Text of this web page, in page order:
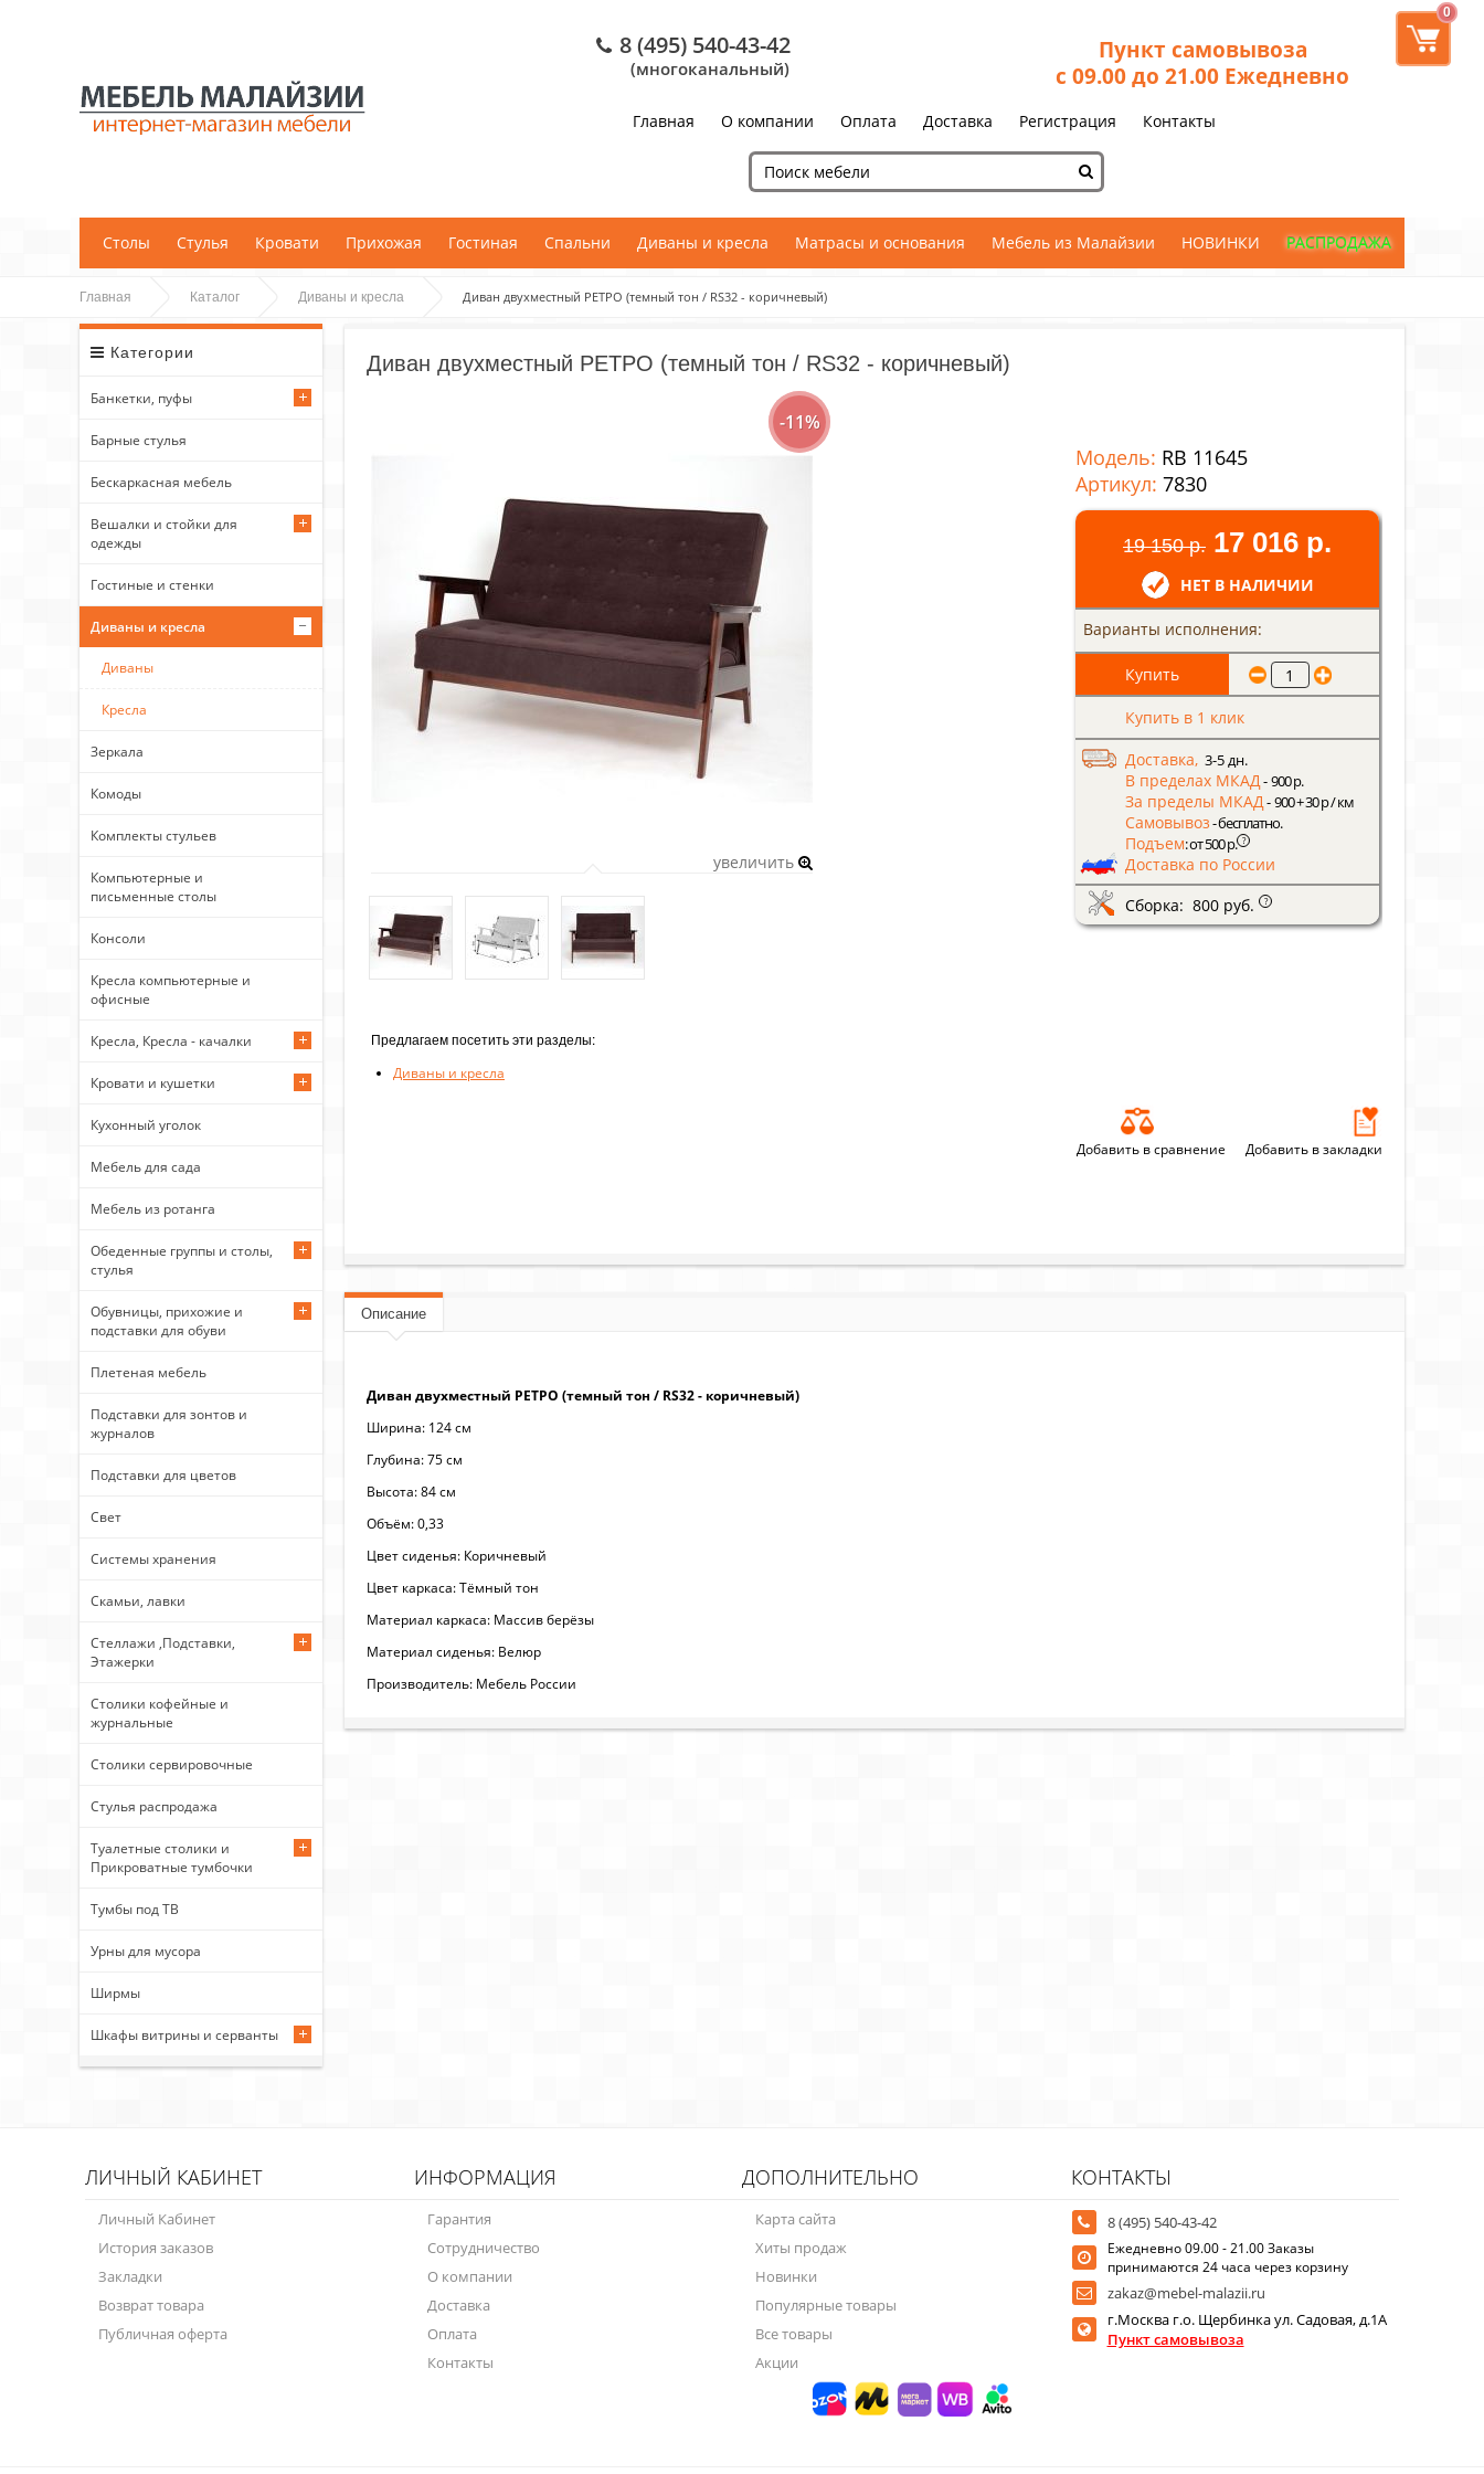
0
8 (495) 540-43-42
(многоканальный)
Пункт самовывоза
с 09.00 до 21.00 Ежедневно
Главная О компании Оплата Доставка Регистрация Контакты
Столы Стулья Кровати Прихожая Гостиная Спальни Диваны и кресла Матрасы и основания Мебель из Малайзии НОВИНКИ РАСПРОДАЖА
Главная Каталог Диваны и кресла Диван двухместный РЕТРО (темный тон / RS32 - коричневый)
Категории
Банкетки, пуфы
Барные стулья
Бескаркасная мебель
Вешалки и стойки для
одежды
Гостиные и стенки
Диваны и кресла
Диваны
Кресла
Зеркала
Комоды
Комплекты стульев
Компьютерные и
письменные столы
Консоли
Кресла компьютерные и
офисные
Кресла, Кресла - качалки
Кровати и кушетки
Кухонный уголок
Мебель для сада
Мебель из ротанга
Обеденные группы и столы,
стулья
Обувницы, прихожие и
подставки для обуви
Плетеная мебель
Подставки для зонтов и
журналов
Подставки для цветов
Свет
Системы хранения
Скамьи, лавки
Стеллажи ,Подставки,
Этажерки
Столики кофейные и
журнальные
Столики сервировочные
Стулья распродажа
Туалетные столики и
Прикроватные тумбочки
Тумбы под ТВ
Урны для мусора
Ширмы
Шкафы витрины и серванты
Диван двухместный РЕТРО (темный тон / RS32 - коричневый)
-11%
увеличить
Предлагаем посетить эти разделы:
Диваны и кресла
Модель: RB 11645
Артикул: 7830
19 150 р. 17 016 р.
НЕТ В НАЛИЧИИ
Варианты исполнения:
Купить в 1 клик
Доставка, 3-5 дн.
В пределах МКАД- 900 р.
За пределы МКАД- 900 + 30 р / км
Самовывоз- бесплатно.
Подъем: от 500 р. ?
Доставка по России
Сборка: 800 руб.
?
Добавить в сравнение Добавить в закладки
Описание
Диван двухместный РЕТРО (темный тон / RS32 - коричневый)
Ширина: 124 см
Глубина: 75 см
Высота: 84 см
Объём: 0,33
Цвет сиденья: Коричневый
Цвет каркаса: Тёмный тон
Материал каркаса: Массив берёзы
Материал сиденья: Велюр
Производитель: Мебель России
ЛИЧНЫЙ КАБИНЕТ
Личный Кабинет
История заказов
Закладки
Возврат товара
Публичная оферта
ИНФОРМАЦИЯ
Гарантия
Сотрудничество
О компании
Доставка
Оплата
Контакты
ДОПОЛНИТЕЛЬНО
Карта сайта
Хиты продаж
Новинки
Популярные товары
Все товары
Акции
КОНТАКТЫ
8 (495) 540-43-42
Ежедневно 09.00 - 21.00 Заказы
принимаются 24 часа через корзину
zakaz@mebel-malazii.ru
г.Москва г.о. Щербинка ул. Садовая, д.1А
Пункт самовывоза